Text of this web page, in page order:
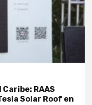
RAAS
Solar Roof en